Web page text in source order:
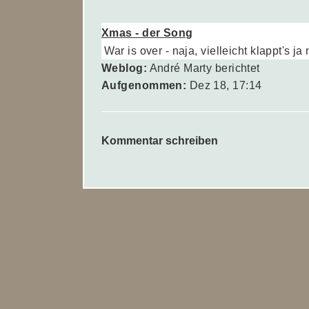
Xmas - der Song
War is over - naja, vielleicht klappt's
Weblog: André Marty berichtet
Aufgenommen: Dez 18, 17:14
Kommentar schreiben